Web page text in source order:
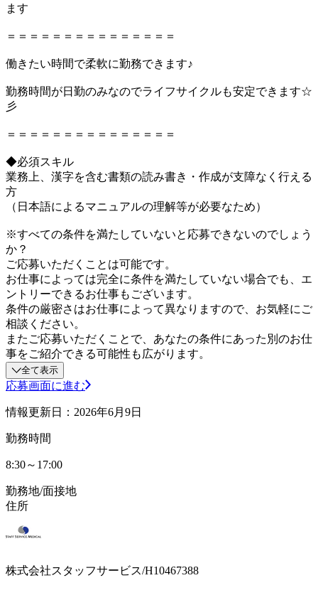
ます
＝＝＝＝＝＝＝＝＝＝＝＝＝＝＝
働きたい時間で柔軟に勤務できます♪
勤務時間が日勤のみなのでライフサイクルも安定できます☆
彡
＝＝＝＝＝＝＝＝＝＝＝＝＝＝＝
◆必須スキル
業務上、漢字を含む書類の読み書き・作成が支障なく行える
方
（日本語によるマニュアルの理解等が必要なため）
※すべての条件を満たしていないと応募できないのでしょう
か？
ご応募いただくことは可能です。
お仕事によっては完全に条件を満たしていない場合でも、エ
ントリーできるお仕事もございます。
条件の厳密さはお仕事によって異なりますので、お気軽にご
相談ください。
またご応募いただくことで、あなたの条件にあった別のお仕
事をご紹介できる可能性も広がります。
全て表示
応募画面に進む
情報更新日：2026年6月9日
勤務時間
8:30～17:00
勤務地/面接地
住所
株式会社スタッフサービス/H10467388